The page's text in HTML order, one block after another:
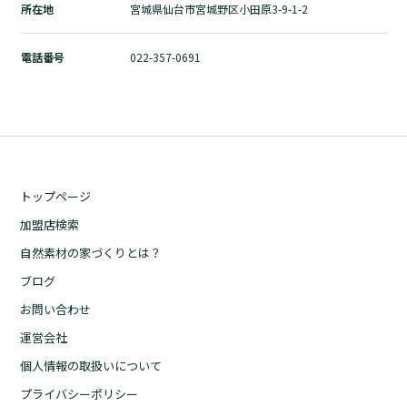
自然素材の家づくりとは？
所在地 宮城県仙台市宮城野区小田原3-9-1-2
電話番号 022-357-0691
トップページ
加盟店検索
自然素材の家づくりとは？
ブログ
お問い合わせ
運営会社
個人情報の取扱いについて
プライバシーポリシー